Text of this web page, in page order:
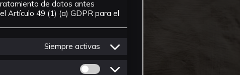
de datos antes
Artículo 49 (1) (a) GDPR para el
Siempre activas
Permitir cookies de Personalizacion